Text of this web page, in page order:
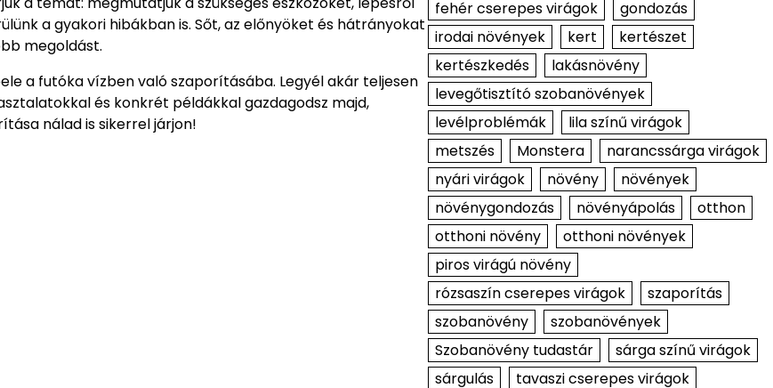
a gyakori hibákban is. Sőt, az előnyöket és hátrányokat
megoldást.
a futóka vízben való szaporításába. Legyél akár teljesen
és konkrét példákkal gazdagodsz majd,
nálad is sikerrel járjon!
fehér cserepes virágok
gondozás
irodai növények
kert
kertészet
kertészkedés
lakásnövény
levegőtisztító szobanövények
levélproblémák
lila színű virágok
metszés
Monstera
narancssárga virágok
nyári virágok
növény
növények
növénygondozás
növényápolás
otthon
otthoni növény
otthoni növények
piros virágú növény
rózsaszín cserepes virágok
szaporítás
szobanövény
szobanövények
Szobanövény tudastár
sárga színű virágok
sárgulás
tavaszi cserepes virágok